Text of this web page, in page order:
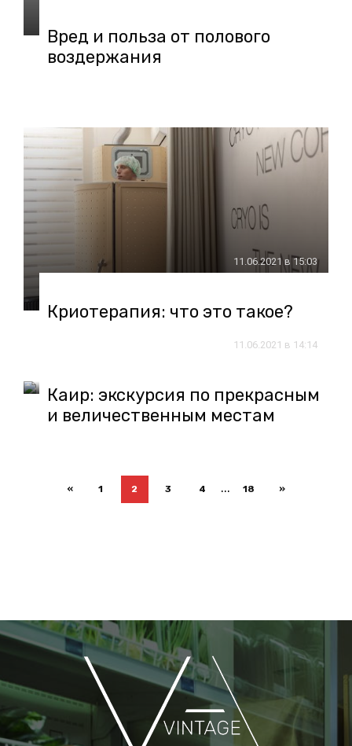
Вред и польза от полового
воздержания
11.06.2021 в 15:03
Криотерапия: что это такое?
11.06.2021 в 14:14
Каир: экскурсия по прекрасным
и величественным местам
« 1 2 3 4 ... 18 »